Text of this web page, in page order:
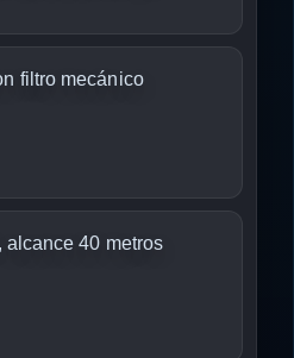
filtro mecánico
alcance 40 metros